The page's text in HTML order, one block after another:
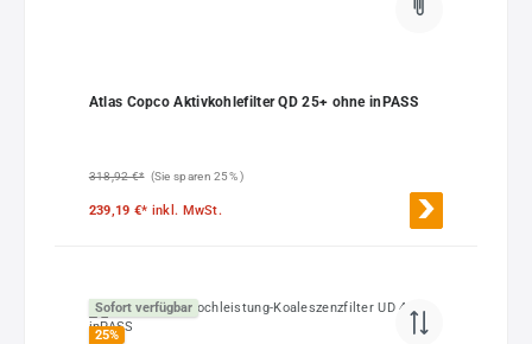
Atlas Copco Aktivkohlefilter QD 25+ ohne inPASS
318,92 €* (Sie sparen 25% )
239,19 €* inkl. MwSt.
Sofort verfügbar
25%